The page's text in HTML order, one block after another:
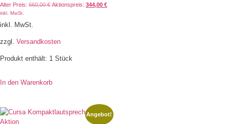
Alter Preis: 660,00€ Aktionspreis: 344,00 €
inkl. MwSt.
inkl. MwSt.
zzgl. Versandkosten
Produkt enthält: 1 Stück
In den Warenkorb
Angebot!